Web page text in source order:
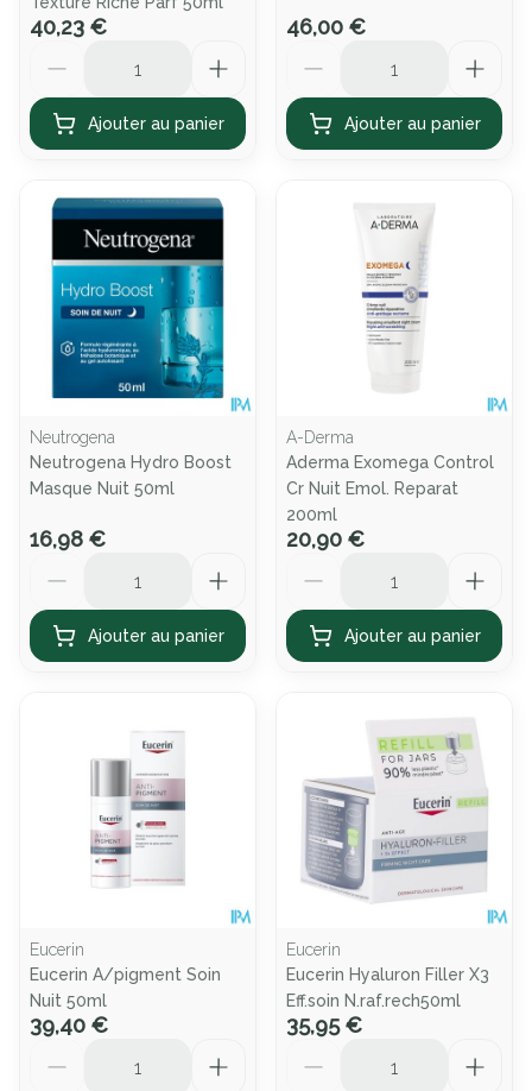
40,23 €
Ajouter au panier
46,00 €
Ajouter au panier
Neutrogena
Neutrogena Hydro Boost
Masque Nuit 50ml
16,98 €
Ajouter au panier
A-Derma
Aderma Exomega Control
Cr Nuit Emol. Reparat
200ml
20,90 €
Ajouter au panier
Eucerin
Eucerin A/pigment Soin
Nuit 50ml
39,40 €
Eucerin
Eucerin Hyaluron Filler X3
Eff.soin N.raf.rech50ml
35,95 €